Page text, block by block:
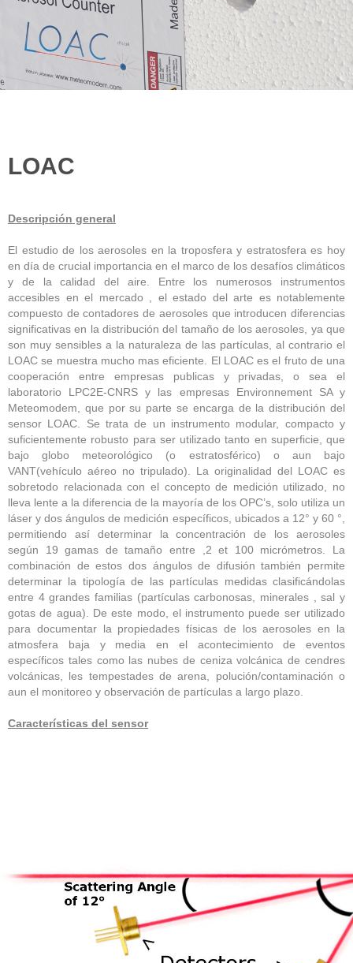
LOAC
Descripción general
El estudio de los aerosoles en la troposfera y estratosfera es hoy
en día de crucial importancia en el marco de los desafíos climáticos
y de la calidad del aire. Entre los numerosos instrumentos
accesibles en el mercado , el estado del arte es notablemente
compuesto de contadores de aerosoles que introducen diferencias
significativas en la distribución del tamaño de los aerosoles, ya que
son muy sensibles a la naturaleza de las partículas, al contrario el
LOAC se muestra mucho mas eficiente. El LOAC es el fruto de una
cooperación entre empresas publicas y privadas, o sea el
laboratorio LPC2E-CNRS y las empresas Environnement SA y
Meteomodem, que por su parte se encarga de la distribución del
sensor LOAC. Se trata de un instrumento modular, compacto y
suficientemente robusto para ser utilizado tanto en superficie, que
bajo globo meteorológico (o estratosférico) o aun bajo
VANT(vehículo aéreo no tripulado). La originalidad del LOAC es
sobretodo relacionada con el concepto de medición utilizado, no
lleva lente a la diferencia de la mayoría de los OPC’s, solo utiliza un
láser y dos ángulos de medición específicos, ubicados a 12° y 60 °,
permitiendo así determinar la concentración de los aerosoles
según 19 gamas de tamaño entre ,2 et 100 micrómetros. La
combinación de estos dos ángulos de difusión también permite
determinar la tipología de las partículas medidas clasificándolas
entre 4 grandes familias (partículas carbonosas, minerales , sal y
gotas de agua). De este modo, el instrumento puede ser utilizado
para documentar la propiedades físicas de los aerosoles en la
atmosfera baja y media en el acontecimiento de eventos
específicos tales como las nubes de ceniza volcánica de cendres
volcánicas, les tempestades de arena, polución/contaminación o
aun el monitoreo y observación de partículas a largo plazo.
Características del sensor